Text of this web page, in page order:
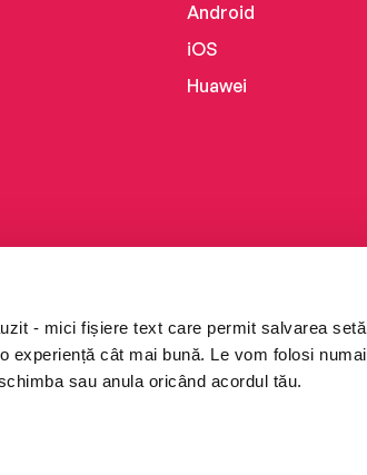
- mici fișiere text care permit salvarea
experiență cât mai bună. Le vom folosi
sau anula oricând acordul tău.
Android
iOS
Huawei